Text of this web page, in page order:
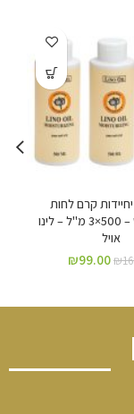
מבצע 3 יחיידות קרם לחות
לשיער יבש – 500×3 מ"ל – לינו
אויל
₪
₪99.00